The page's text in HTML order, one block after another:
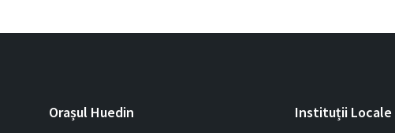
Orașul Huedin Instituții Locale